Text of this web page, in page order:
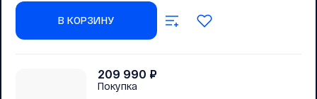
В КОРЗИНУ
209 990 ₽
Покупка